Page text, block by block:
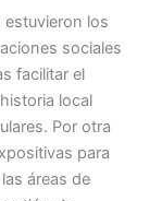
los
sociales
facilitar el
local
Por otra
para
áreas de